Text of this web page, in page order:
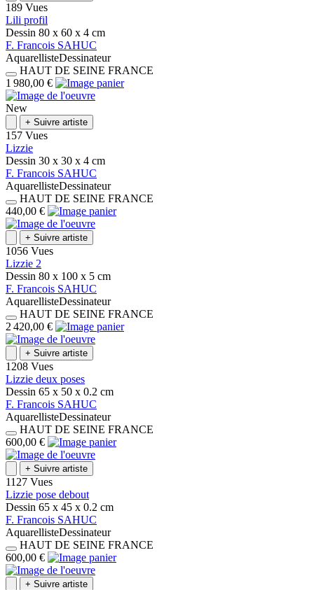
189 Vues
Lili profil
Dessin 80 x 60 x 4 cm
F. Francois SAHUC
AquarellisteDessinateur
HAUT DE SEINE FRANCE
1 980,00 €
New
+ Suivre artiste
157 Vues
Lizzie
Dessin 30 x 30 x 4 cm
F. Francois SAHUC
AquarellisteDessinateur
HAUT DE SEINE FRANCE
440,00 €
+ Suivre artiste
1056 Vues
Lizzie 2
Dessin 80 x 100 x 5 cm
F. Francois SAHUC
AquarellisteDessinateur
HAUT DE SEINE FRANCE
2 420,00 €
+ Suivre artiste
1208 Vues
Lizzie deux poses
Dessin 65 x 50 x 0.2 cm
F. Francois SAHUC
AquarellisteDessinateur
HAUT DE SEINE FRANCE
600,00 €
+ Suivre artiste
1127 Vues
Lizzie pose debout
Dessin 65 x 45 x 0.2 cm
F. Francois SAHUC
AquarellisteDessinateur
HAUT DE SEINE FRANCE
600,00 €
+ Suivre artiste